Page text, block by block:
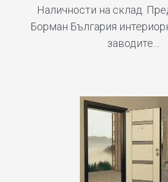
Наличности на склад.
Борман България
заводите…